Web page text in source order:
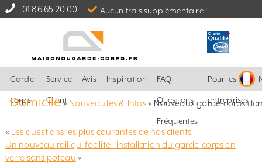
01 86 65 20 00 Aucun frais supplémentaire !
Garde-
corps
Service
Client
Avis Inspiration FAQ –
Questions
Fréquentes
Pour les
entreprises
Domicile» Nouveautés & Infos» Nouveaux garde-corps
« Les questions les plus courantes de nos clients
Un nouveau rail qui facilite l’installation du garde-corps en
verre sans poteau »